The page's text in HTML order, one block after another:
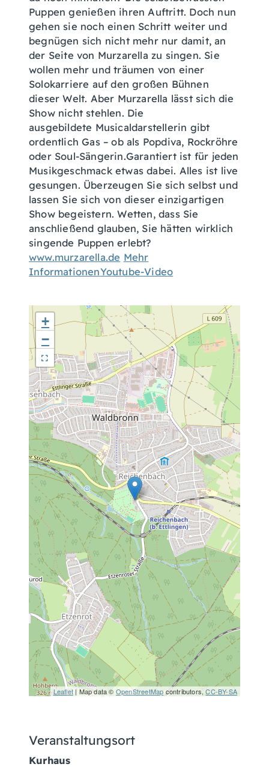
Puppen genießen ihren Auftritt. Doch nun
gehen sie noch einen Schritt weiter und
begnügen sich nicht mehr nur damit, an
der Seite von Murzarella zu singen. Sie
wollen mehr und träumen von einer
Solokarriere auf den großen Bühnen
dieser Welt. Aber Murzarella lässt sich die
Show nicht stehlen. Die
ausgebildete Musicaldarstellerin gibt
ordentlich Gas – ob als Popdiva, Rockröhre
oder Soul-Sängerin.Garantiert ist für jeden
Musikgeschmack etwas dabei. Alles ist live
gesungen. Überzeugen Sie sich selbst und
lassen Sie sich von dieser einzigartigen
Show begeistern. Wetten, dass Sie
anschließend glauben, Sie hätten wirklich
singende Puppen erlebt?
www.murzarella.de Mehr
InformationenYoutube-Video
+
−
Leaflet| Map data © OpenStreetMap contributors,CC-BY-SA
Veranstaltungsort
Kurhaus